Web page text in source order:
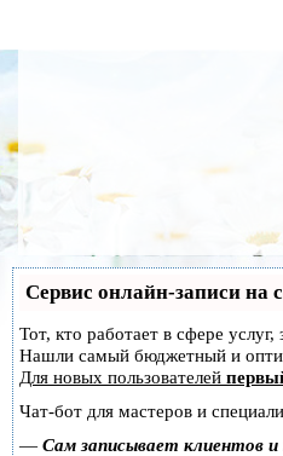
Сервис онлайн-записи на
Тот, кто работает в сфере
Нашли самый бюджетный и
Для новых пользователей
Чат-бот для мастеров и
— Сам записывает клиентов